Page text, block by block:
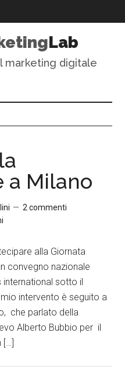
Lab
marketing digitale
a Milano
2 commenti
alla Giornata
convegno nazionale
international sotto il
intervento è seguito a
che parlato della
Alberto Bubbio per il
[…]